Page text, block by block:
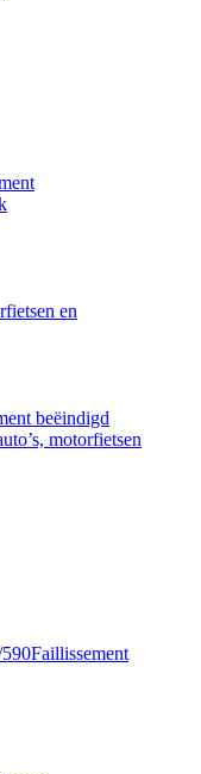
en
beëindigd
motorfietsen
Faillissement